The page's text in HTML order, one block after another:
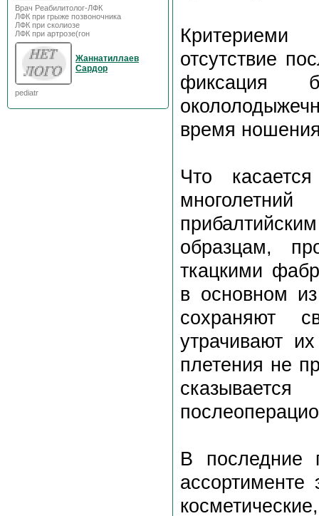
Врач Реабилитолог-ЛФК
ЛФК при грыже позвоночника
ЛФК при сколиозе
ЛФК при артрозе(гон
Жаннатиллаев
Сардор
pediatr
Критериеми
отсутствие
фиксация
время
Что
образцам,
ткацкими
в основном
сохраняют
утрачивают
плетения не
В последние
ассортименте